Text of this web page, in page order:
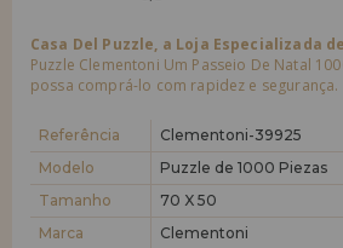
novo distribuidor
Você é um Profissional ou Empresa? Quer
condições de venda com descontos
Casa Del Puzzle, a Loja Especializada
Puzzle Clementoni Um Passeio De Natal
possa comprá-lo com rapidez e segurança.
Referência
Clementoni-39925
Modelo
Puzzle de 1000 Piezas
Tamanho
70 X 50
Marca
Clementoni